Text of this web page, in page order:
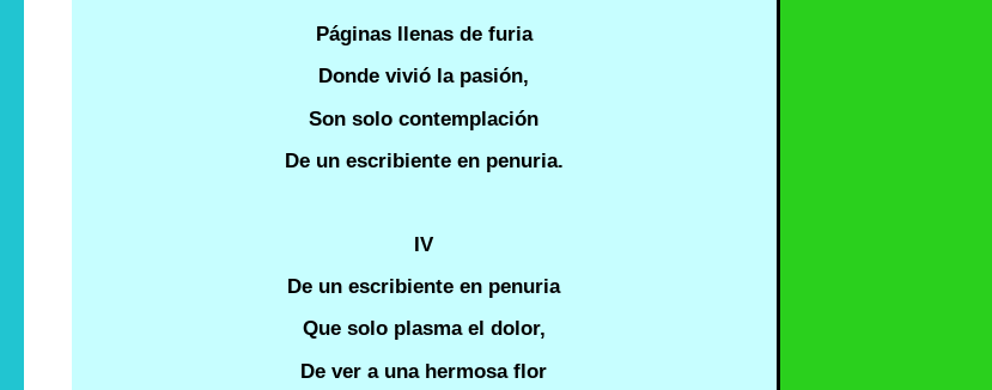
Páginas llenas de furia
Donde vivió la pasión,
Son solo contemplación
De un escribiente en penuria.
IV
De un escribiente en penuria
Que solo plasma el dolor,
De ver a una hermosa flor